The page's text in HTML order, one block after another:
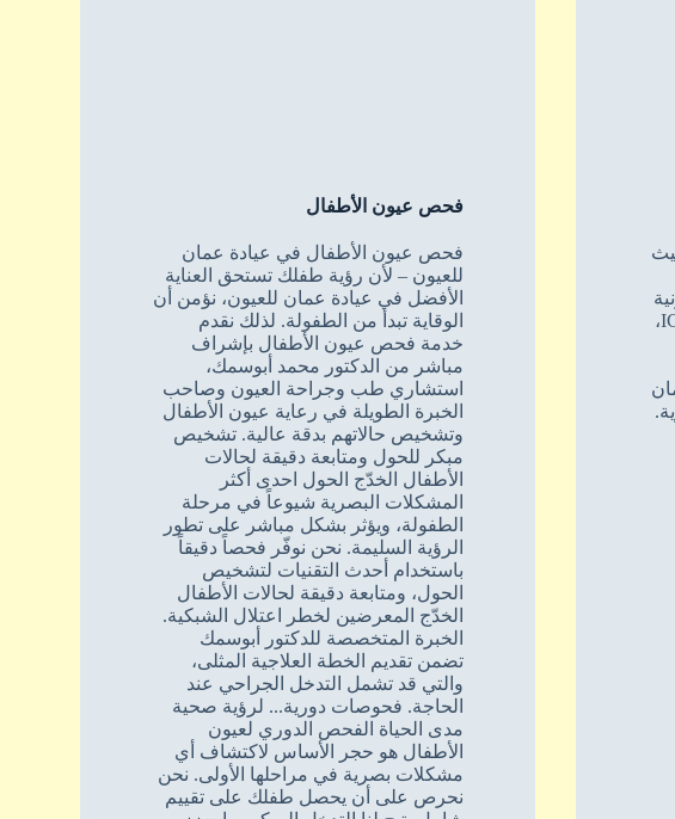
بالتقوية (CXL)، عدسات متخصصة ICL،
فحص عيون الأطفال
فحص عيون الأطفال في عيادة عمان
للعيون – لأن رؤية طفلك تستحق العناية
الأفضل في عيادة عمان للعيون، نؤمن أن
الوقاية تبدأ من الطفولة. لذلك نقدم
خدمة فحص عيون الأطفال بإشراف
مباشر من الدكتور محمد أبوسمك،
استشاري طب وجراحة العيون وصاحب
الخبرة الطويلة في رعاية عيون الأطفال
وتشخيص حالاتهم بدقة عالية. تشخيص
مبكر للحول ومتابعة دقيقة لحالات
الأطفال الخدّج الحول احدى أكثر
المشكلات البصرية شيوعاً في مرحلة
الطفولة، ويؤثر بشكل مباشر على تطور
الرؤية السليمة. نحن نوفّر فحصاً دقيقاً
باستخدام أحدث التقنيات لتشخيص
الحول، ومتابعة دقيقة لحالات الأطفال
الخدّج المعرضين لخطر اعتلال الشبكية.
الخبرة المتخصصة للدكتور أبوسمك
تضمن تقديم الخطة العلاجية المثلى،
والتي قد تشمل التدخل الجراحي عند
الحاجة. فحوصات دورية... لرؤية صحية
مدى الحياة الفحص الدوري لعيون
الأطفال هو حجر الأساس لاكتشاف أي
مشكلات بصرية في مراحلها الأولى. نحن
نحرص على أن يحصل طفلك على تقييم